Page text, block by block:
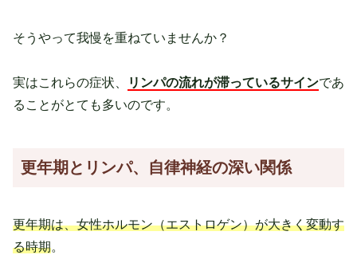
そうやって我慢を重ねていませんか？
実はこれらの症状、 リンパの流れが滞っているサインであ
ることがとても多いのです。
更年期とリンパ、自律神経の深い関係
更年期は、女性ホルモン（エストロゲン）が大きく変動す
る時期。